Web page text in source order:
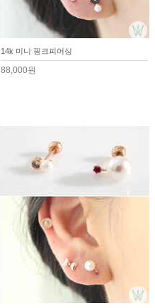
14k 미니 핑크피어싱
88,000원